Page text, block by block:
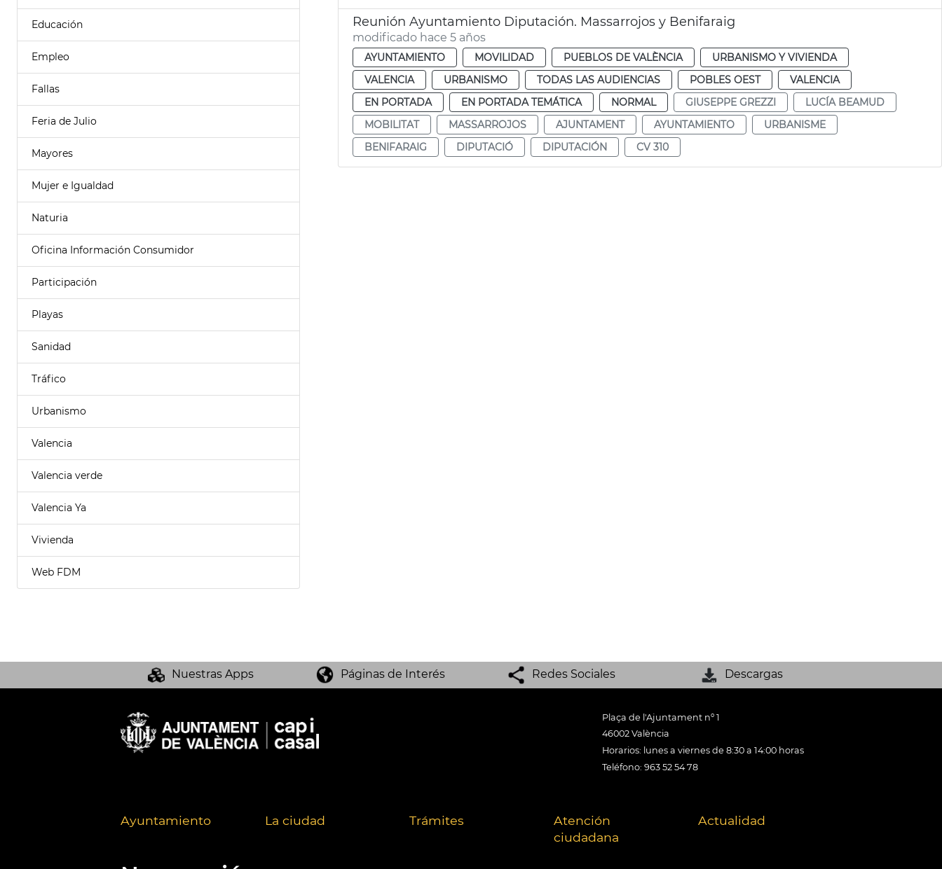
Educación
Empleo
Fallas
Feria de Julio
Mayores
Mujer e Igualdad
Naturia
Oficina Información Consumidor
Participación
Playas
Sanidad
Tráfico
Urbanismo
Valencia
Valencia verde
Valencia Ya
Vivienda
Web FDM
Reunión Ayuntamiento Diputación. Massarrojos y Benifaraig
modificado hace 5 años
AYUNTAMIENTO MOVILIDAD PUEBLOS DE VALÈNCIA
URBANISMO Y VIVIENDA
VALENCIA
URBANISMO TODAS LAS AUDIENCIAS POBLES OEST
VALENCIA
EN PORTADA
EN PORTADA TEMÁTICA NORMAL GIUSEPPE GREZZI
LUCÍA BEAMUD
MOBILITAT
MASSARROJOS AJUNTAMENT AYUNTAMIENTO
URBANISME
BENIFARAIG
DIPUTACIÓ DIPUTACIÓN CV 310
Nuestras Apps Páginas de Interés Redes Sociales Descargas
Plaça de l'Ajuntament nº 1
46002 València
Horarios: lunes a viernes de 8:30 a 14:00 horas
Teléfono: 963 52 54 78
Ayuntamiento La ciudad Trámites
Atención
ciudadana
Actualidad